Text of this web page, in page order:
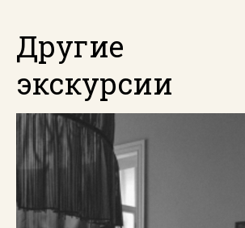
Другие
экскурсии